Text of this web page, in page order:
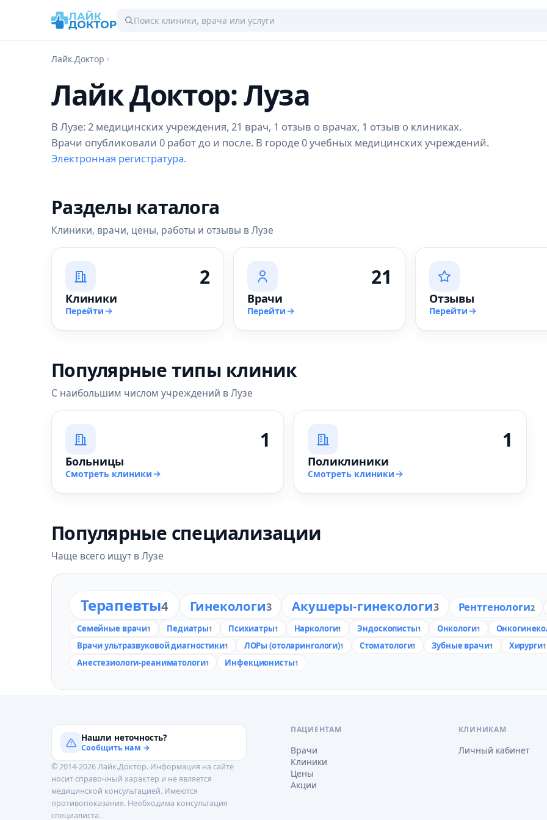
Лайк.Доктор
Лайк Доктор: Луза
В Лузе: 2 медицинских учреждения, 21 врач, 1 отзыв о врачах, 1 отзыв о клиниках.
Врачи опубликовали 0 работ до и после. В городе 0 учебных медицинских учреждений.
Электронная регистратура.
Разделы каталога
Клиники, врачи, цены, работы и отзывы в Лузе
2
Клиники
Перейти
21
Врачи
Перейти
Отзывы
Перейти
Популярные типы клиник
С наибольшим числом учреждений в Лузе
1
Больницы
Смотреть клиники
1
Поликлиники
Смотреть клиники
Популярные специализации
Чаще всего ищут в Лузе
Терапевты4 Гинекологи3 Акушеры-гинекологи3 Рентгенологи2
Семейные врачи1 Педиатры1 Психиатры1 Наркологи1 Эндоскописты1 Онкологи1
Врачи ультразвуковой диагностики1 ЛОРы (отоларингологи)1 Стоматологи1 Зубные врачи1 Хирурги1
Анестезиологи-реаниматологи1 Инфекционисты1
Нашли неточность?
Сообщить нам →
© 2014-2026 Лайк.Доктор. Информация на сайте
носит справочный характер и не является
медицинской консультацией. Имеются
противопоказания. Необходима консультация
специалиста.
ПАЦИЕНТАМ
Врачи
Клиники
Цены
Акции
КЛИНИКАМ
Личный кабинет